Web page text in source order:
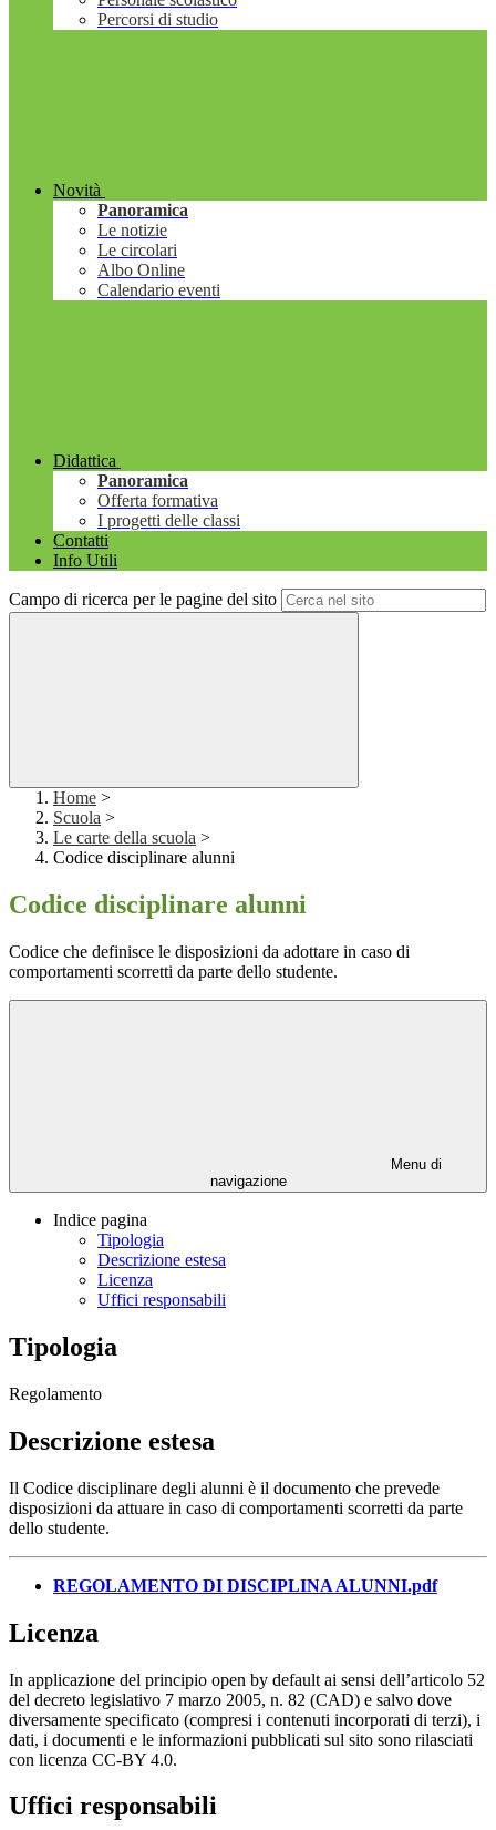
Percorsi di studio
Novità
Panoramica
Le notizie
Le circolari
Albo Online
Calendario eventi
Didattica
Panoramica
Offerta formativa
I progetti delle classi
Contatti
Info Utili
Campo di ricerca per le pagine del sito
Home >
Scuola >
Le carte della scuola >
Codice disciplinare alunni
Codice disciplinare alunni
Codice che definisce le disposizioni da adottare in caso di
comportamenti scorretti da parte dello studente.
Menu di
navigazione
Indice pagina
Tipologia
Descrizione estesa
Licenza
Uffici responsabili
Tipologia
Regolamento
Descrizione estesa
Il Codice disciplinare degli alunni è il documento che prevede
disposizioni da attuare in caso di comportamenti scorretti da parte
dello studente.
REGOLAMENTO DI DISCIPLINA ALUNNI.pdf
Licenza
In applicazione del principio open by default ai sensi dell’articolo 52
del decreto legislativo 7 marzo 2005, n. 82 (CAD) e salvo dove
diversamente specificato (compresi i contenuti incorporati di terzi), i
dati, i documenti e le informazioni pubblicati sul sito sono rilasciati
con licenza CC-BY 4.0.
Uffici responsabili